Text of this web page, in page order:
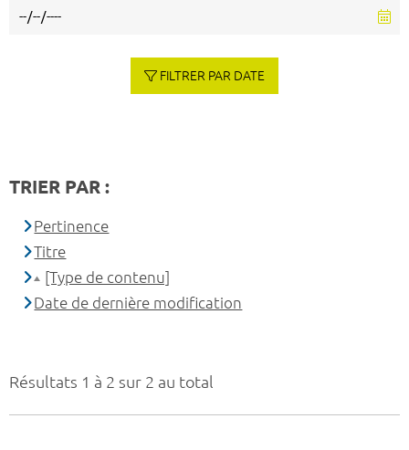
Résultats 1 à 2 sur 2 au total
FILTRER PAR DATE
TRIER PAR :
Pertinence
Titre
[Type de contenu]
Date de dernière modification